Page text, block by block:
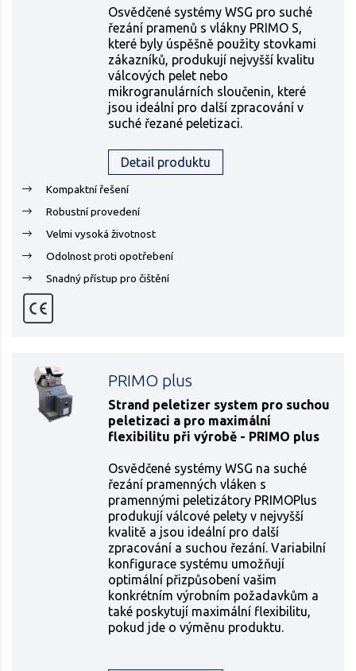
Osvědčené systémy WSG pro suché
řezání pramenů s vlákny PRIMO S,
které byly úspěšně použity stovkami
zákazníků, produkují nejvyšší kvalitu
válcových pelet nebo
mikrogranulárních sloučenin, které
jsou ideální pro další zpracování v
suché řezané peletizaci.
Detail produktu
Kompaktní řešení
Robustní provedení
Velmi vysoká životnost
Odolnost proti opotřebení
Snadný přístup pro čištění
PRIMO plus
Strand peletizer system pro suchou
peletizaci a pro maximální
flexibilitu při výrobě - PRIMO plus
Osvědčené systémy WSG na suché
řezání pramenných vláken s
pramennými peletizátory PRIMOPlus
produkují válcové pelety v nejvyšší
kvalitě a jsou ideální pro další
zpracování a suchou řezání. Variabilní
konfigurace systému umožňují
optimální přizpůsobení vašim
konkrétním výrobním požadavkům a
také poskytují maximální flexibilitu,
pokud jde o výměnu produktu.